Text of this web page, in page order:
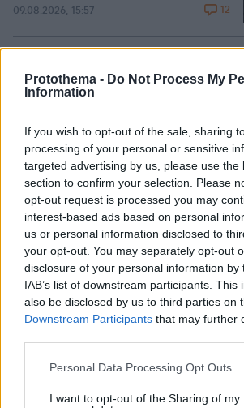
Protothema - Do Not Process My
Information
If you wish to opt-out of the sale, sharing
processing of your personal or sensitive
targeted advertising by us, please use the
section to confirm your selection. Please
opt-out request is processed you may
interest-based ads based on personal
us or personal information disclosed to
your opt-out. You may separately opt-out
disclosure of your personal information by
IAB’s list of downstream participants. This
also be disclosed by us to third parties on
Downstream Participants that may further
Please note that this website/app uses
not limited to your visit or usage
Personal Data Processing Opt Outs
I want to opt-out of the Sharing of my
09.08.2026, 15:57 12
τραγούδι Μου Χρωστάς Έναν
Αύγουστο: «Δεν βασίστηκε στον
χρήση AI
09.08.2026, 14:18 15
Χούθι, το «άλυτο πρόβλημα» της
Μέσης Ανατολής: Γιατί χίλια πλήγματα
δεν ήταν αρκετά για να τους
σταματήσουν
09.08.2026, 13:59 59
Το σπίτι του τρόμου στο Άινταχο: Η
νύχτα που τέσσερις φοιτητές
δολοφονήθηκαν μέσα σε λίγα λεπτά
09.08.2026, 08:33 28